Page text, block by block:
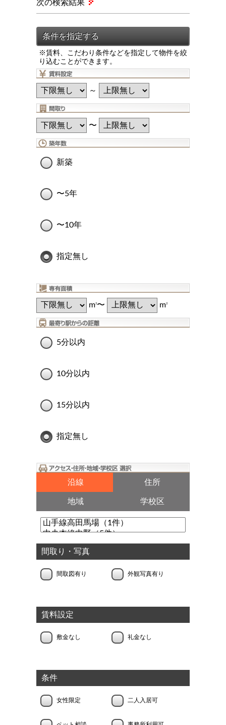
※賃料、こだわり条件などを指定して物件を絞
り込むことができます。
～
〜
新築
〜5年
〜10年
指定無し
m2〜 m2
5分以内
10分以内
15分以内
指定無し
沿線 住所
地域 学校区
間取り・写真
間取図有り 外観写真有り
賃料設定
敷金なし 礼金なし
条件
女性限定 二人入居可